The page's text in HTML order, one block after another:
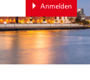
Anmelden